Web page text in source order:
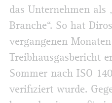
das Unternehmen als
Branche“. So hat
vergangenen
Treibhausgasbericht
Sommer nach ISO
verifiziert wurde.